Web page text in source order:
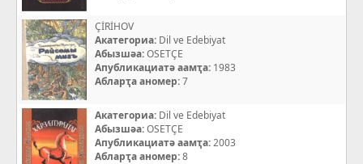
ÇİRİHOV
Акатегориа: Dil ve Edebiyat
Абызшәа:OSETÇE
Апубликациатә аамҭа: 1983
Абларҭа аномер:7
Акатегориа: Dil ve Edebiyat
Абызшәа:OSETÇE
Апубликациатә аамҭа:2003
Абларҭа аномер:8